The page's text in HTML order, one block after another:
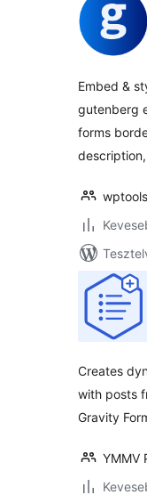
Embed &
gutenberg
forms
wptools
Creates
with posts
Gravity
YMMV